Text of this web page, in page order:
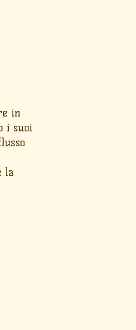
in
i suoi
la